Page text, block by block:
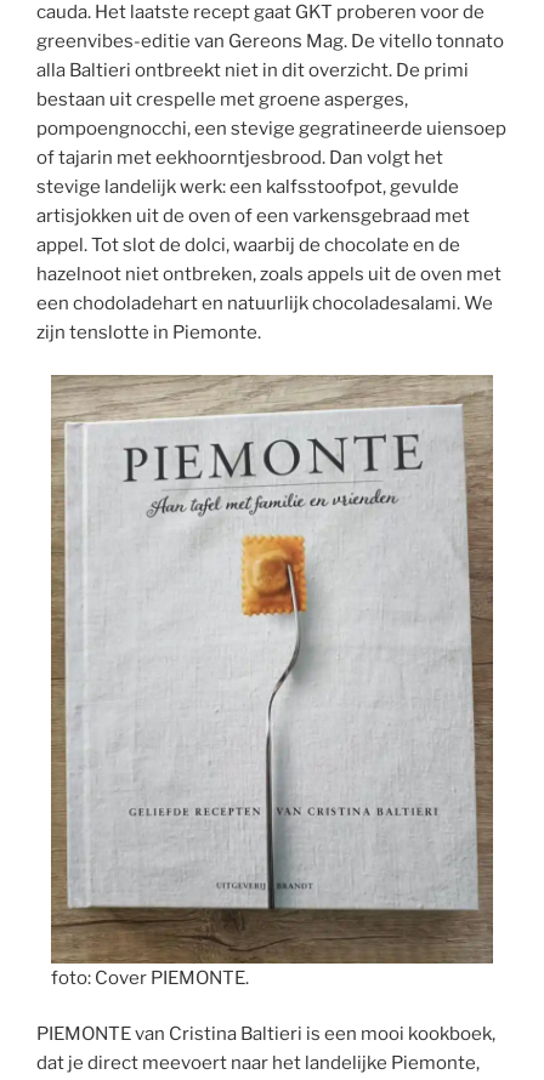
cauda. Het laatste recept gaat GKT proberen voor de
greenvibes-editie van Gereons Mag. De vitello tonnato
alla Baltieri ontbreekt niet in dit overzicht. De primi
bestaan uit crespelle met groene asperges,
pompoengnocchi, een stevige gegratineerde uiensoep
of tajarin met eekhoorntjesbrood. Dan volgt het
stevige landelijk werk: een kalfsstoofpot, gevulde
artisjokken uit de oven of een varkensgebraad met
appel. Tot slot de dolci, waarbij de chocolate en de
hazelnoot niet ontbreken, zoals appels uit de oven met
een chodoladehart en natuurlijk chocoladesalami. We
zijn tenslotte in Piemonte.
foto: Cover PIEMONTE.
PIEMONTE van Cristina Baltieri is een mooi kookboek,
dat je direct meevoert naar het landelijke Piemonte,